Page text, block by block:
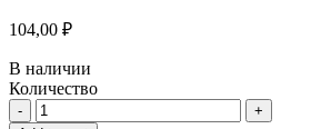
104,00 ₽
В наличии
Количество
Шайба